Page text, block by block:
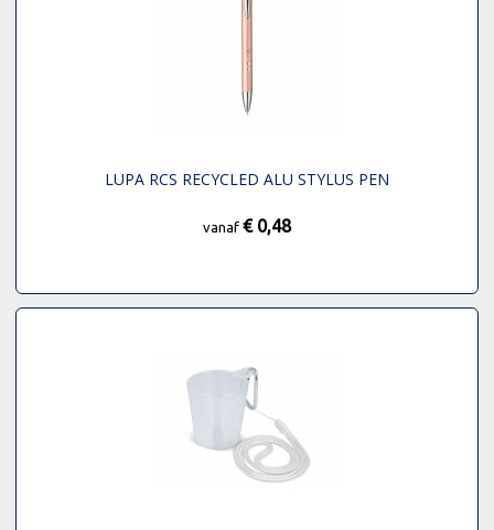
LUPA RCS RECYCLED ALU STYLUS PEN
vanaf € 0,48